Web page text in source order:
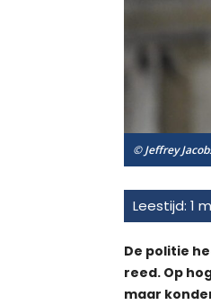
© Jeffrey
De politie
reed. Op
maar